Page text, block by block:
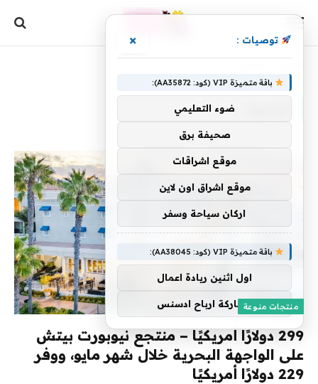
منتجات منوعة
299 دولارًا أمريكيًا – منتجع نيوبورت بيتش
على الواجهة البحرية خلال شهر مايو، ووفر
229 دولارًا أمريكيًا
توصيات : ×
باقة متميزة VIP (كود: AA35872):
ضوء التعليمي
صحيفة برق
موقع اشراقات
موقع اشراق اون لاين
اركان سياحة وسفر
باقة متميزة VIP (كود: AA38045):
اول اثنين ريادة اعمال
مشاركة ارباح ادسنس